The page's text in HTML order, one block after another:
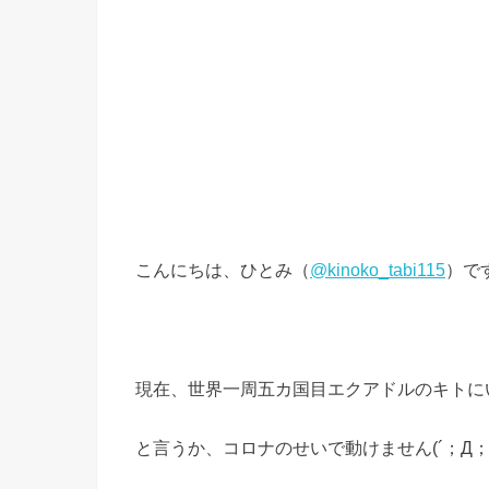
こんにちは、ひとみ（@kinoko_tabi115）で
現在、世界一周五カ国目エクアドルのキトに
と言うか、コロナのせいで動けません(´；Д